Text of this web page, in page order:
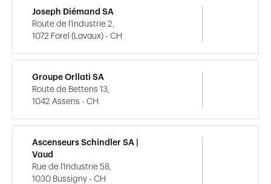
Joseph Diémand SA
Route de l'Industrie 2,
1072 Forel (Lavaux) - CH
Groupe Orllati SA
Route de Bettens 13,
1042 Assens - CH
Ascenseurs Schindler SA |
Vaud
Rue de l'Industrie 58,
1030 Bussigny - CH